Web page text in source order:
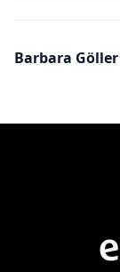
Barbara Göller